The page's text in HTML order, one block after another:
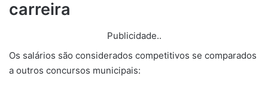
carreira
Publicidade..
Os salários são considerados competitivos se comparados
a outros concursos municipais: